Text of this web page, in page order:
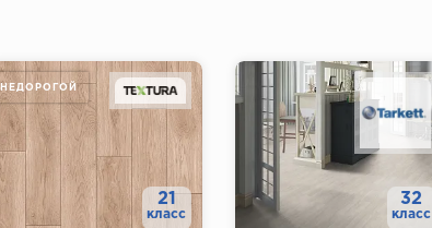
21
класс
НЕДОРОГОЙ
32
класс